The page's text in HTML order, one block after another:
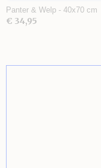
Panter & Welp - 40x70 cm
€ 34,95